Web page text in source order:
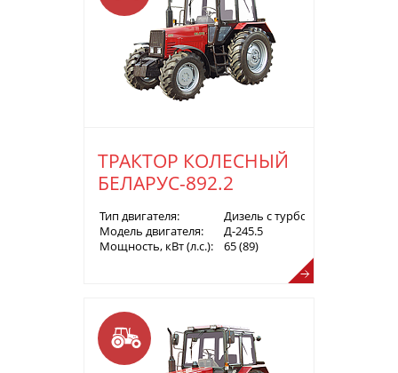
ТРАКТОР КОЛЕСНЫЙ
БЕЛАРУС-892.2
Тип двигателя:
Дизель с турбонаддувом
Модель двигателя:
Д-245.5
Мощность, кВт (л.с.):
65 (89)